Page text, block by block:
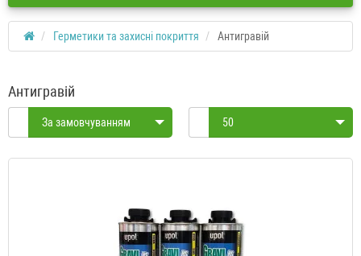
Герметики та захисні покриття Антигравій
Антигравій
За замовчуванням 50